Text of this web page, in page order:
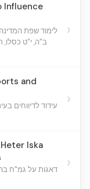
Influence
לימוד שפת
ב"ה, י"ט כסלו,
›
and
עידוד לדיווחים
›
Iska
דאגות על גמ"ח
›